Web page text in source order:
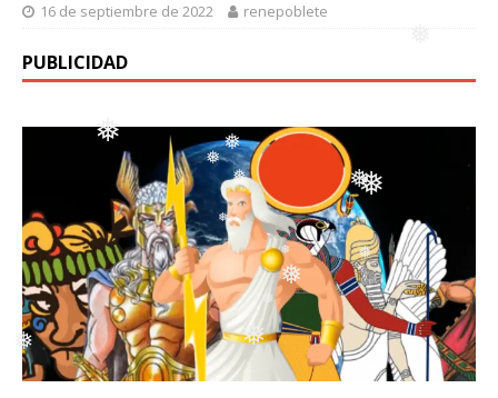
❅
❅
❅
❅
❅
❅
❅
❅
❅
❅
❅
16 de septiembre de 2022 renepoblete
PUBLICIDAD